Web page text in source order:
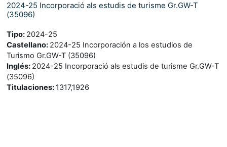
2024-25 Incorporació als estudis de turisme Gr.GW-T
(35096)
Tipo: 2024-25
Castellano: 2024-25 Incorporación a los estudios de
Turismo Gr.GW-T (35096)
Inglés: 2024-25 Incorporació als estudis de turisme Gr.GW-T
(35096)
Titulaciones: 1317,1926